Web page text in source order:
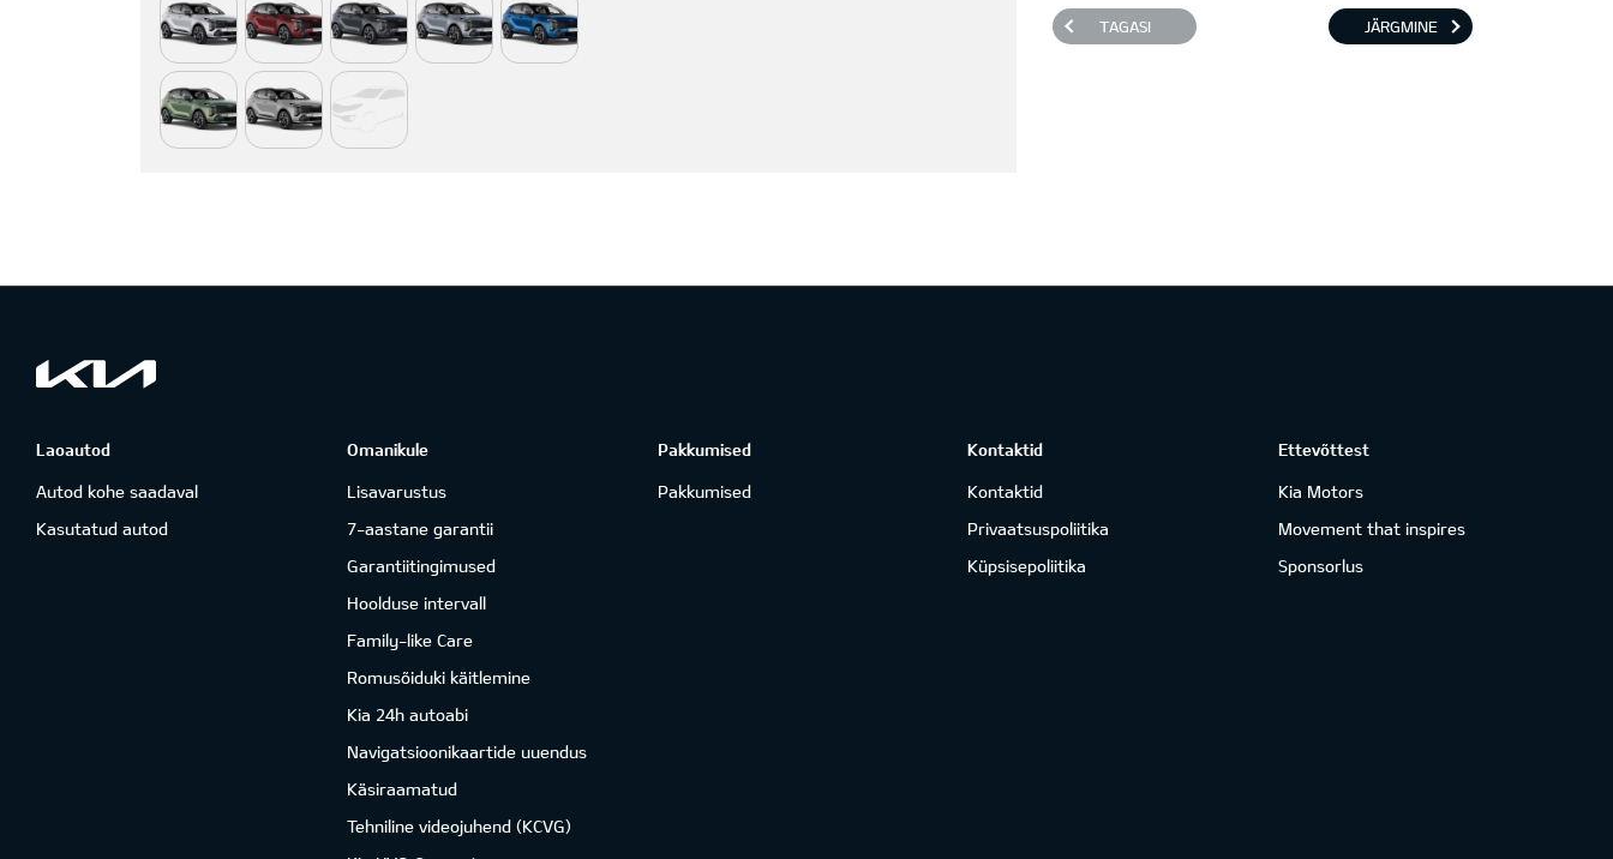
TAGASI JÄRGMINE
Laoautod
Autod kohe saadaval
Kasutatud autod
Omanikule
Lisavarustus
7-aastane garantii
Garantiitingimused
Hoolduse intervall
Family-like Care
Romusõiduki käitlemine
Kia 24h autoabi
Navigatsioonikaartide uuendus
Käsiraamatud
Tehniline videojuhend (KCVG)
Pakkumised
Pakkumised
Kontaktid
Kontaktid
Privaatsuspoliitika
Küpsisepoliitika
Ettevõttest
Kia Motors
Movement that inspires
Sponsorlus